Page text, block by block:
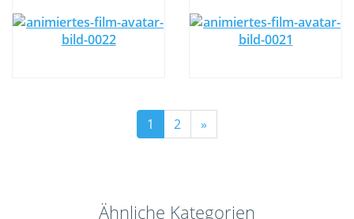
1 2 »
Ähnliche Kategorien